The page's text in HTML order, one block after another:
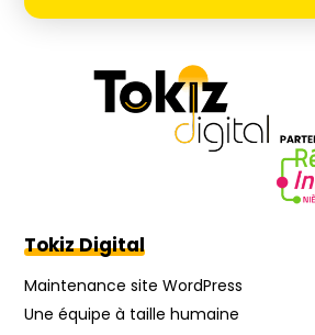
Tokiz Digital
Maintenance site WordPress
Une équipe à taille humaine